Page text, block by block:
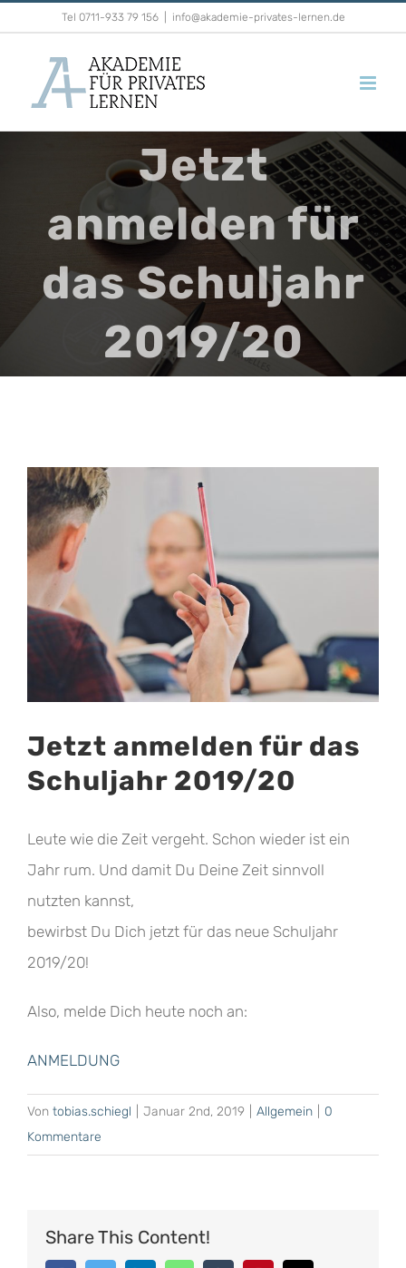
springen
Tel 0711-933 79 156 info@akademie-privates-lernen.de
Jetzt
anmelden für
das Schuljahr
2019/20
Zeige
grösseres
Bild
Jetzt anmelden für das
Schuljahr 2019/20
Leute wie die Zeit vergeht. Schon wieder ist ein
Jahr rum. Und damit Du Deine Zeit sinnvoll
nutzten kannst,
bewirbst Du Dich jetzt für das neue Schuljahr
2019/20!
Also, melde Dich heute noch an:
ANMELDUNG
Von tobias.schiegl Januar 2nd, 2019 Allgemein
0
Kommentare
Share This Content!